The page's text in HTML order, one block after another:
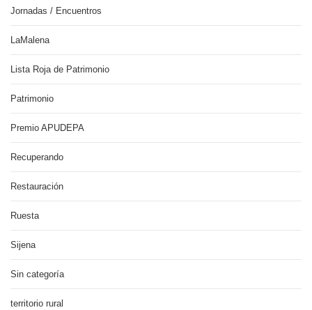
Jornadas / Encuentros
LaMalena
Lista Roja de Patrimonio
Patrimonio
Premio APUDEPA
Recuperando
Restauración
Ruesta
Sijena
Sin categoría
territorio rural